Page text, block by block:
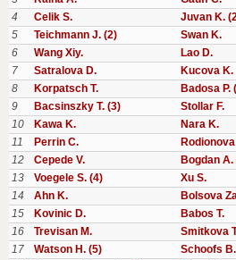
4
Celik S. Juvan K.
5
Teichmann J. (2) Swan K.
6
Wang Xiy. Lao D.
7
Satralova D. Kucova K.
8
Korpatsch T. Badosa P.
9
Bacsinszky T. (3) Stollar F.
10
Kawa K. Nara K.
11
Perrin C.
12
Cepede V. Bogdan A.
13
Voegele S. (4) Xu S.
14
Ahn K. Bolsova
15
Kovinic D. Babos T.
16
Trevisan M. Smitkova
17
Watson H. (5) Schoofs B.